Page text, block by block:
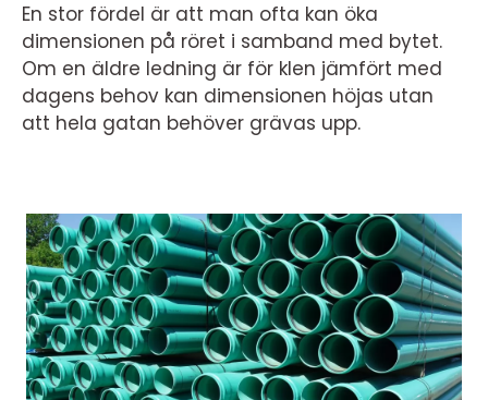
En stor fördel är att man ofta kan öka
dimensionen på röret i samband med bytet.
Om en äldre ledning är för klen jämfört med
dagens behov kan dimensionen höjas utan
att hela gatan behöver grävas upp.